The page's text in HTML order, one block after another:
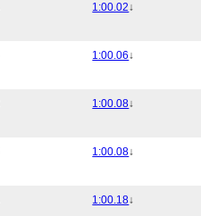
1:00.02↓
1:00.06↓
1:00.08↓
1:00.08↓
1:00.18↓